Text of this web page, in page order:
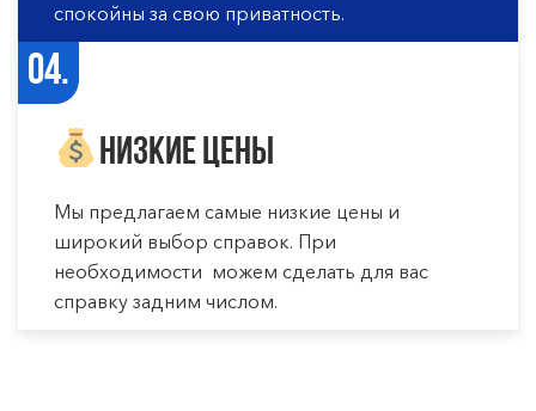
спокойны за свою приватность.
04.
Низкие цены
Мы предлагаем самые низкие цены и
широкий выбор справок. При
необходимости можем сделать для вас
справку задним числом.